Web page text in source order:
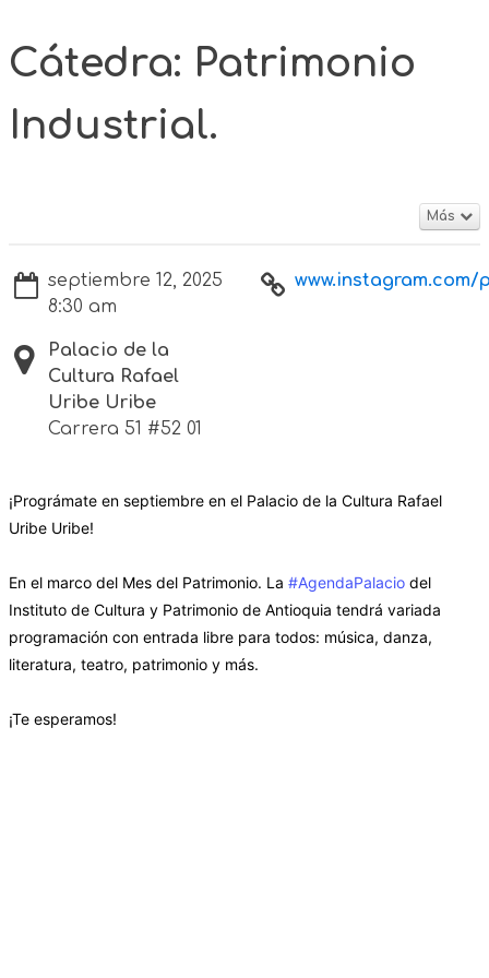
Cátedra: Patrimonio
Industrial.
Más
septiembre 12, 2025
8:30 am
Palacio de la
Cultura Rafael
Uribe Uribe
Carrera 51 #52 01
www.instagram.com/
¡Prográmate en septiembre en el Palacio de la Cultura Rafael
Uribe Uribe!
En el marco del Mes del Patrimonio. La #AgendaPalacio del
Instituto de Cultura y Patrimonio de Antioquia tendrá variada
programación con entrada libre para todos: música, danza,
literatura, teatro, patrimonio y más.
¡Te esperamos!